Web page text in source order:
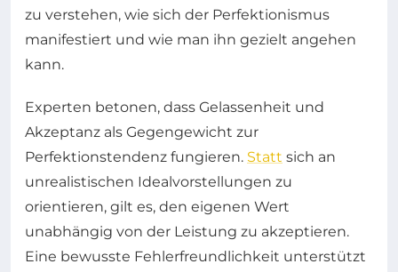
zu verstehen, wie sich der Perfektionismus
manifestiert und wie man ihn gezielt angehen
kann.
Experten betonen, dass Gelassenheit und
Akzeptanz als Gegengewicht zur
Perfektionstendenz fungieren. Statt sich an
unrealistischen Idealvorstellungen zu
orientieren, gilt es, den eigenen Wert
unabhängig von der Leistung zu akzeptieren.
Eine bewusste Fehlerfreundlichkeit unterstützt